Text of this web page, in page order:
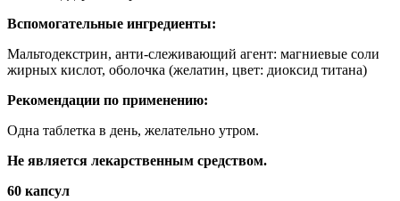
Вспомогательные ингредиенты:
Мальтодекстрин, анти-слеживающий агент: магниевые соли
жирных кислот, оболочка (желатин, цвет: диоксид титана)
Рекомендации по применению:
Одна таблетка в день, желательно утром.
Не является лекарственным средством.
60 капсул